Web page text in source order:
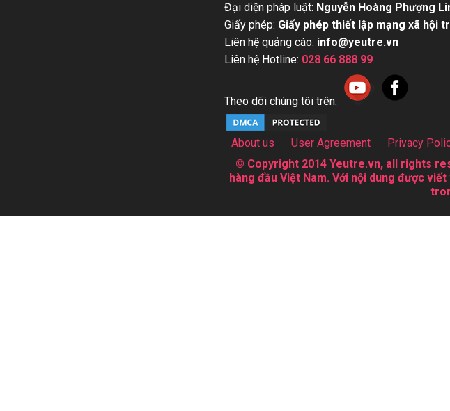
Đại diện pháp luật: Nguyễn Hoàng Phượng
Giấy phép: Giấy phép thiết lập mạng xã hội
Liên hệ quảng cáo: info@yeutre.vn
Liên hệ Hotline: 028 66 888 99
Theo dõi chúng tôi trên:
About us User Agreement Privacy
© Copyright 2014 Yeutre.vn, all rights
hàng đầu Việt Nam. Với nội dung được